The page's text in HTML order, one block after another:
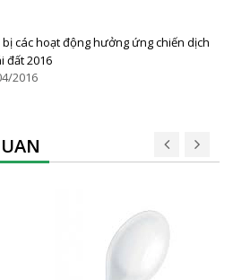
bị các hoạt động hưởng ứng chiến dịch
đất 2016
2016